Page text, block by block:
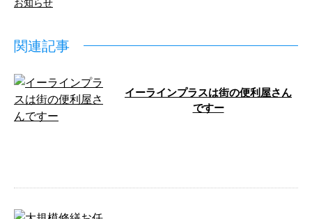
関連記事
イーラインプラスは街の便利屋さん
ですー